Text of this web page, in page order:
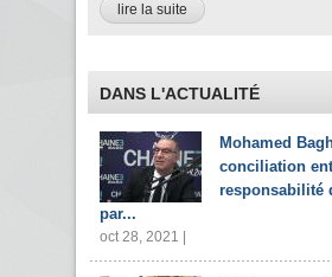
lire la suite
DANS L'ACTUALITÉ
Mohamed
conciliation
responsabilité
par...
oct 28, 2021 |